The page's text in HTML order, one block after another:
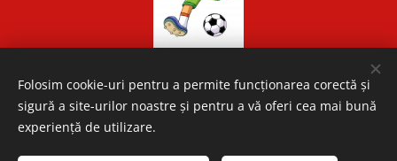
Partenerii
Folosim cookie-uri pentru a permite funcționarea corectă și
sigură a site-urilor noastre și pentru a vă oferi cea mai bună
experiență de utilizare.